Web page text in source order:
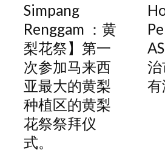
Simpang
Renggam ：黄
梨花祭】第一
次参加马来西
亚最大的黄梨
种植区的黄梨
花祭祭拜仪
式。